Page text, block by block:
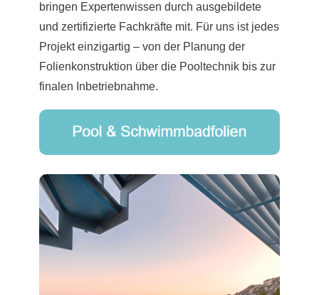
bringen Expertenwissen durch ausgebildete
und zertifizierte Fachkräfte mit. Für uns ist jedes
Projekt einzigartig – von der Planung der
Folienkonstruktion über die Pooltechnik bis zur
finalen Inbetriebnahme.